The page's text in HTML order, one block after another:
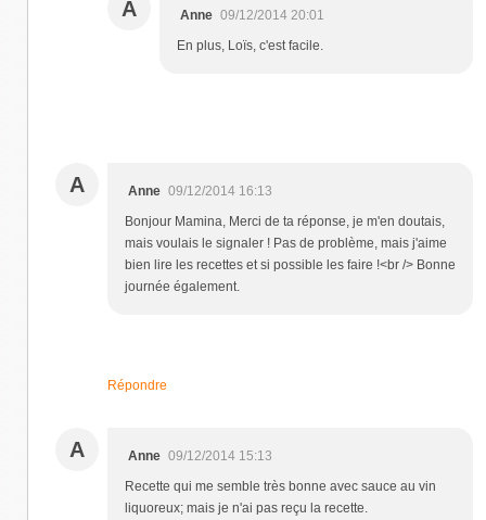
A Anne 09/12/2014 20:01
En plus, Loïs, c'est facile.
A Anne 09/12/2014 16:13
Bonjour Mamina, Merci de ta réponse, je m'en doutais,
mais voulais le signaler ! Pas de problème, mais j'aime
bien lire les recettes et si possible les faire !<br /> Bonne
journée également.
Répondre
A Anne 09/12/2014 15:13
Recette qui me semble très bonne avec sauce au vin
liquoreux; mais je n'ai pas reçu la recette.